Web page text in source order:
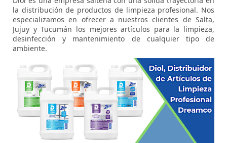
la distribución de productos de limpieza profesional. Nos
especializamos en ofrecer a nuestros clientes de Salta,
Jujuy y Tucumán los mejores artículos para la limpieza,
desinfección y mantenimiento de cualquier tipo de
ambiente.